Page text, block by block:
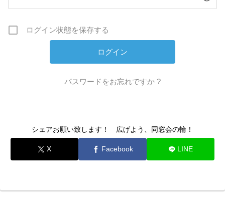
ログイン状態を保存する
パスワードをお忘れですか ?
シェアお願い致します！ 広げよう、同窓会の輪！
X Facebook LINE